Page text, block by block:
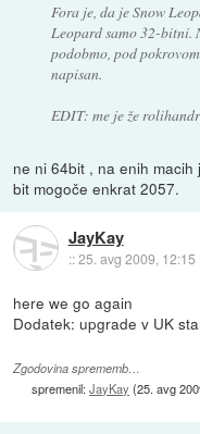
Fora je, da je Snow
Leopard samo 32-bitni.
podobmo, pod
napisan.
EDIT: me je že
ne ni 64bit , na enih
bit mogoče enkrat 2057.
JayKay
::25. avg 2009, 12:15
here we go again
Dodatek: upgrade v UK
Zgodovina sprememb…
spremenil:JayKay (25. avg